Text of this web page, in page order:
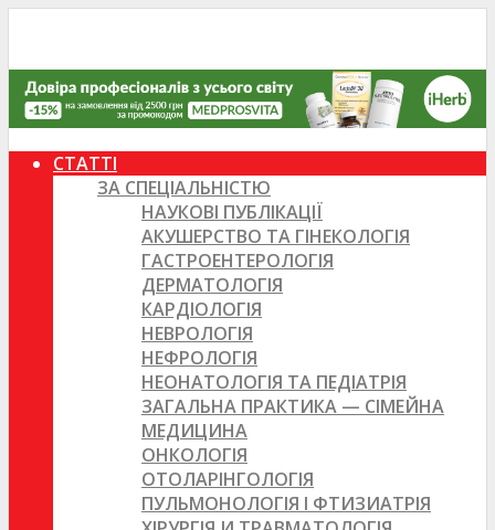
СТАТТІ
ЗА СПЕЦІАЛЬНІСТЮ
НАУКОВІ ПУБЛІКАЦІЇ
АКУШЕРСТВО ТА ГІНЕКОЛОГІЯ
ГАСТРОЕНТЕРОЛОГІЯ
ДЕРМАТОЛОГІЯ
КАРДІОЛОГІЯ
НЕВРОЛОГІЯ
НЕФРОЛОГІЯ
НЕОНАТОЛОГІЯ ТА ПЕДІАТРІЯ
ЗАГАЛЬНА ПРАКТИКА — СІМЕЙНА
МЕДИЦИНА
ОНКОЛОГІЯ
ОТОЛАРІНГОЛОГІЯ
ПУЛЬМОНОЛОГІЯ І ФТИЗИАТРІЯ